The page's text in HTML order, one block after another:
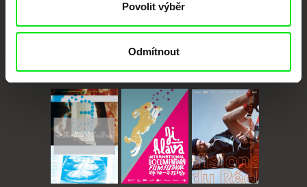
Povolit výběr
Odmítnout